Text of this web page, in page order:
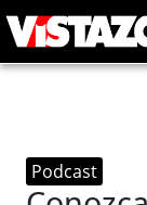
Podcast